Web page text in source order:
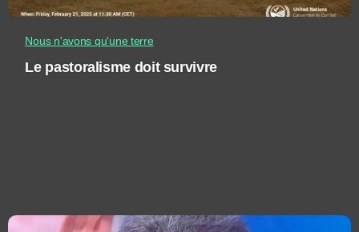
Nous n'avons qu'une terre
Le pastoralisme doit survivre